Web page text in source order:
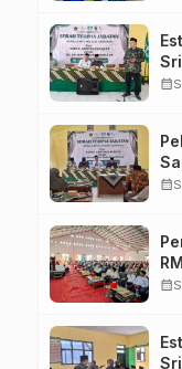
calendar_month
calendar_month
di
calendar_month